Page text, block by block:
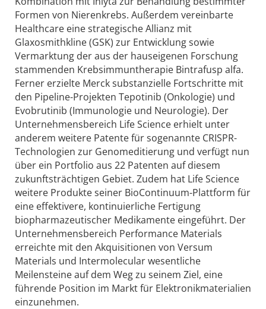
Formen von Nierenkrebs. Außerdem vereinbarte
Healthcare eine strategische Allianz mit
Glaxosmithkline (GSK) zur Entwicklung sowie
Vermarktung der aus der hauseigenen Forschung
stammenden Krebsimmuntherapie Bintrafusp alfa.
Ferner erzielte Merck substanzielle Fortschritte mit
den Pipeline-Projekten Tepotinib (Onkologie) und
Evobrutinib (Immunologie und Neurologie). Der
Unternehmensbereich Life Science erhielt unter
anderem weitere Patente für sogenannte CRISPR-
Technologien zur Genomeditierung und verfügt nun
über ein Portfolio aus 22 Patenten auf diesem
zukunftsträchtigen Gebiet. Zudem hat Life Science
weitere Produkte seiner BioContinuum-Plattform für
eine effektivere, kontinuierliche Fertigung
biopharmazeutischer Medikamente eingeführt. Der
Unternehmensbereich Performance Materials
erreichte mit den Akquisitionen von Versum
Materials und Intermolecular wesentliche
Meilensteine auf dem Weg zu seinem Ziel, eine
führende Position im Markt für Elektronikmaterialien
einzunehmen.